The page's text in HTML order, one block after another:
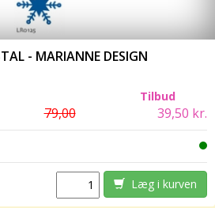
- MARIANNE DESIGN
Tilbud
79,00 39,50 kr.
Læg i kurven